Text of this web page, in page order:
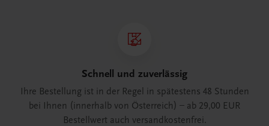
Schnell und zuverlässig
Ihre Bestellung ist in der Regel in spätestens 48 Stunden
bei Ihnen (innerhalb von Österreich) – ab 29,00 EUR
Bestellwert auch versandkostenfrei.